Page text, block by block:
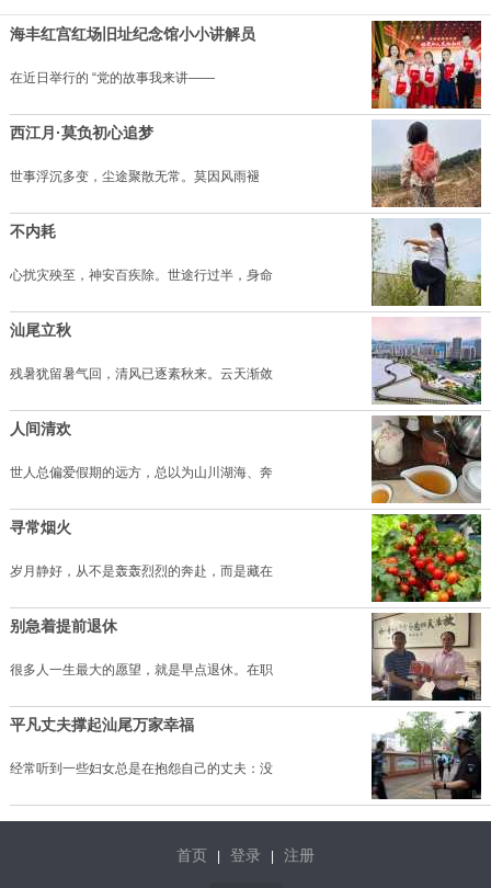
海丰红宫红场旧址纪念馆小小讲解员
在近日举行的 “党的故事我来讲——
西江月·莫负初心追梦
世事浮沉多变，尘途聚散无常。莫因风雨褪
不内耗
心扰灾殃至，神安百疾除。世途行过半，身命
汕尾立秋
残暑犹留暑气回，清风已逐素秋来。云天渐敛
人间清欢
世人总偏爱假期的远方，总以为山川湖海、奔
寻常烟火
岁月静好，从不是轰轰烈烈的奔赴，而是藏在
别急着提前退休
很多人一生最大的愿望，就是早点退休。在职
平凡丈夫撑起汕尾万家幸福
经常听到一些妇女总是在抱怨自己的丈夫：没
首页 登录 注册